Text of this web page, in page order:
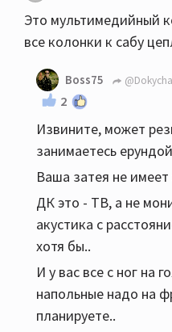
Это мультимедийный
все колонки к сабу
Boss75
2
Извините, может
занимаетесь
Ваша затея не
ДК это - ТВ, а не
акустика с
хотя бы..
И у вас все с ног на
напольные надо на
планируете..